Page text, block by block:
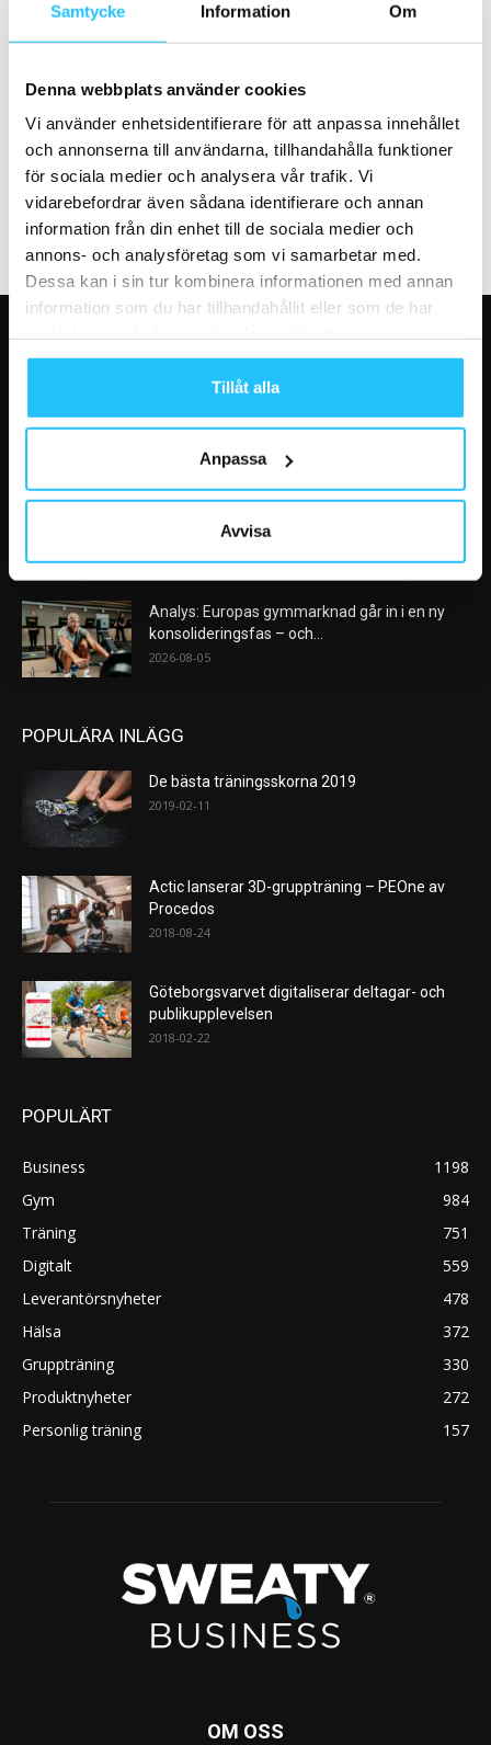
Samtycke Information Om
Denna webbplats använder cookies
Vi använder enhetsidentifierare för att anpassa innehållet
och annonserna till användarna, tillhandahålla funktioner
för sociala medier och analysera vår trafik. Vi
vidarebefordrar även sådana identifierare och annan
information från din enhet till de sociala medier och
annons- och analysföretag som vi samarbetar med.
Dessa kan i sin tur kombinera informationen med annan
information som du har tillhandahållit eller som de har
Tillåt alla
Anpassa
Avvisa
Business
Hälso- och friskvårdssatsning i
Skärholmen Centrum på totalt
5 400 kvadratmeter
Gruppträning
LES MILLS LIVE är tillbaks i
Stockholm!
VÅRA FAVORITER
nästa stora kategori
AI kommer aldrig kunna ersätta en frukost
efter träningspasset
Analys: Europas gymmarknad går in i en ny
konsolideringsfas – och...
2026-08-05
POPULÄRA INLÄGG
De bästa träningsskorna 2019
2019-02-11
Actic lanserar 3D-gruppträning – PEOne av
Procedos
2018-08-24
Göteborgsvarvet digitaliserar deltagar- och
publikupplevelsen
2018-02-22
POPULÄRT
Business
1198
Gym
984
Träning
751
Digitalt
559
Leverantörsnyheter
478
Hälsa
372
Gruppträning
330
Produktnyheter
272
Personlig träning
157
OM OSS